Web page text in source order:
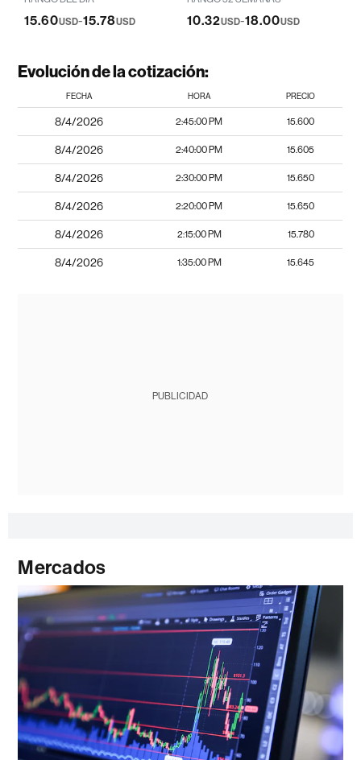
15.60USD-15.78USD 10.32USD-18.00USD
Evolución de la cotización:
FECHA HORA PRECIO
8/4/2026 2:45:00 PM 15.600
8/4/2026 2:40:00 PM 15.605
8/4/2026 2:30:00 PM 15.650
8/4/2026 2:20:00 PM 15.650
8/4/2026 2:15:00 PM 15.780
8/4/2026 1:35:00 PM 15.645
PUBLICIDAD
Mercados